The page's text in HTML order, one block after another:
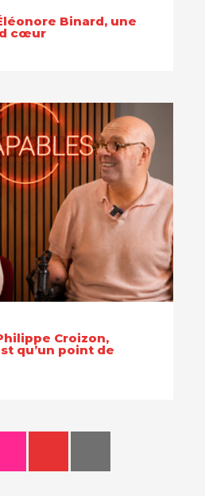
Binard, une
cœur
Croizon,
qu’un point de